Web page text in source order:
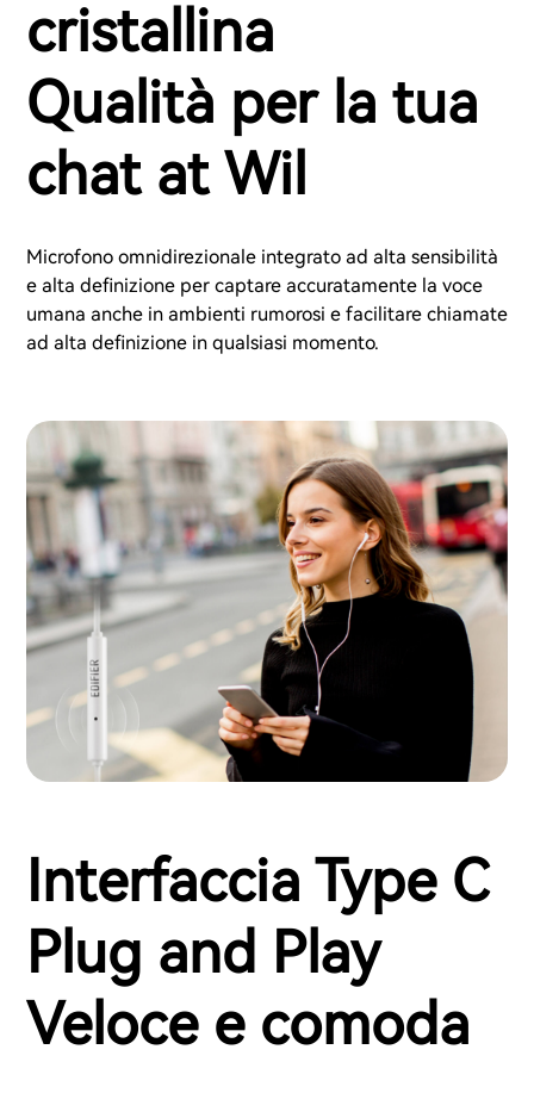
cristallina
Qualità per la tua
chat at Wil
Microfono omnidirezionale integrato ad alta sensibilità
e alta definizione per captare accuratamente la voce
umana anche in ambienti rumorosi e facilitare chiamate
ad alta definizione in qualsiasi momento.
Interfaccia Type C
Plug and Play
Veloce e comoda